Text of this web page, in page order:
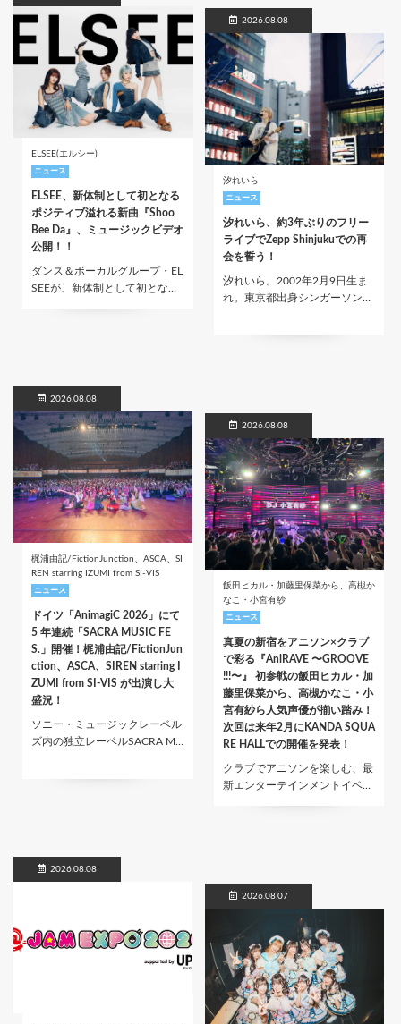
ELSEE(エルシー)
ニュース
ELSEE、新体制として初となる
ポジティブ溢れる新曲『Shoo
Bee Da』、ミュージックビデオ
公開！！
ダンス＆ボーカルグループ・EL
SEEが、新体制として初とな…
2026.08.08
汐れいら
ニュース
汐れいら、約3年ぶりのフリー
ライブでZepp Shinjukuでの再
会を誓う！
汐れいら。2002年2月9日生ま
れ。東京都出身シンガーソン…
2026.08.08
梶浦由記/FictionJunction、ASCA、SI
REN starring IZUMI from SI-VIS
ニュース
ドイツ「AnimagiC 2026」にて
5 年連続「SACRA MUSIC FE
S.」開催！梶浦由記/FictionJun
ction、ASCA、SIREN starring I
ZUMI from SI-VIS が出演し大
盛況！
ソニー・ミュージックレーベル
ズ内の独立レーベルSACRA M…
2026.08.08
飯田ヒカル・加藤里保菜から、高槻か
なこ・小宮有紗
ニュース
真夏の新宿をアニソン×クラブ
で彩る『AniRAVE 〜GROOVE
!!!〜』 初参戦の飯田ヒカル・加
藤里保菜から、高槻かなこ・小
宮有紗ら人気声優が揃い踏み！
次回は来年2月にKANDA SQUA
RE HALLでの開催を発表！
クラブでアニソンを楽しむ、最
新エンターテインメントイベ…
2026.08.08
2026.08.07